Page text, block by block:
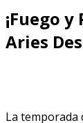
¡Fuego
Aries
La temporada